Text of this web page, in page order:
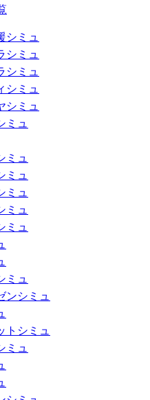
シミュ
シミュ
シミュ
シミュ
シミュ
ミュ
ミュ
ミュ
ミュ
ミュ
ミュ
ミュ
ンシミュ
トシミュ
ミュ